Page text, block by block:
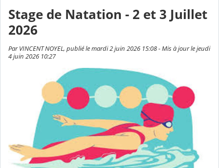
Stage de Natation - 2 et 3 Juillet
2026
Par VINCENT NOYEL, publié le mardi 2 juin 2026 15:08 - Mis à jour le jeudi
4 juin 2026 10:27